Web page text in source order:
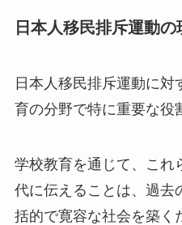
日本人移民排斥運動
日本人移民排斥運動に
育の分野で特に重要な役
学校教育を通じて、これ
代に伝えることは、過去
括的で寛容な社会を築く